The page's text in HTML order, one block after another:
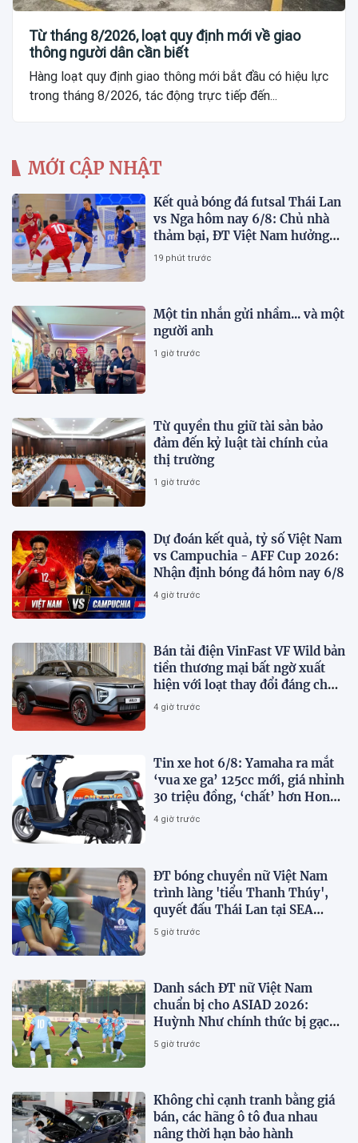
Từ tháng 8/2026, loạt quy định mới về giao
thông người dân cần biết
Hàng loạt quy định giao thông mới bắt đầu có hiệu lực
trong tháng 8/2026, tác động trực tiếp đến...
MỚI CẬP NHẬT
Kết quả bóng đá futsal Thái Lan
vs Nga hôm nay 6/8: Chủ nhà
thảm bại, ĐT Việt Nam hưởng
lợi lớn
19 phút trước
Một tin nhắn gửi nhầm... và một
người anh
1 giờ trước
Từ quyền thu giữ tài sản bảo
đảm đến kỷ luật tài chính của
thị trường
1 giờ trước
Dự đoán kết quả, tỷ số Việt Nam
vs Campuchia - AFF Cup 2026:
Nhận định bóng đá hôm nay 6/8
4 giờ trước
Bán tải điện VinFast VF Wild bản
tiền thương mại bất ngờ xuất
hiện với loạt thay đổi đáng chú
ý
4 giờ trước
Tin xe hot 6/8: Yamaha ra mắt
‘vua xe ga’ 125cc mới, giá nhỉnh
30 triệu đồng, ‘chất’ hơn Honda
Vision và SH Mode
4 giờ trước
ĐT bóng chuyền nữ Việt Nam
trình làng 'tiểu Thanh Thúy',
quyết đấu Thái Lan tại SEA
V.Cup 2026
5 giờ trước
Danh sách ĐT nữ Việt Nam
chuẩn bị cho ASIAD 2026:
Huỳnh Như chính thức bị gạch
tên
5 giờ trước
Không chỉ cạnh tranh bằng giá
bán, các hãng ô tô đua nhau
nâng thời hạn bảo hành